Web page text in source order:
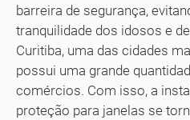
barreira de segurança,
tranquilidade dos idosos e
Curitiba, uma das cidades
possui uma grande
comércios. Com isso, a
proteção para janelas se